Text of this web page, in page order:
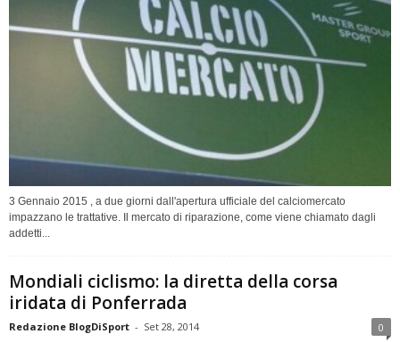
3 Gennaio 2015 , a due giorni dall'apertura ufficiale del calciomercato
impazzano le trattative. Il mercato di riparazione, come viene chiamato dagli
addetti...
Mondiali ciclismo: la diretta della corsa
iridata di Ponferrada
Redazione BlogDiSport - Set 28, 2014 0